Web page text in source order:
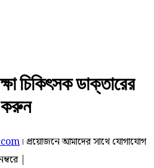
চিকিৎসক ডাক্তারের
করুন
। প্রয়োজনে আমাদের সাথে যোগাযোগ
|